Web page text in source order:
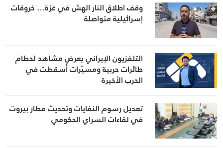
وقف اطلاق النار الهش في غزة… خروقات
إسرائيلية متواصلة
التلفزيون الإيراني يعرض مشاهد لحطام
طائرات حربية ومسيّرات أُسقطت في
الحرب الأخيرة
تعديل رسوم النفايات وتحديث مطار بيروت
في لقاءات السراي الحكومي